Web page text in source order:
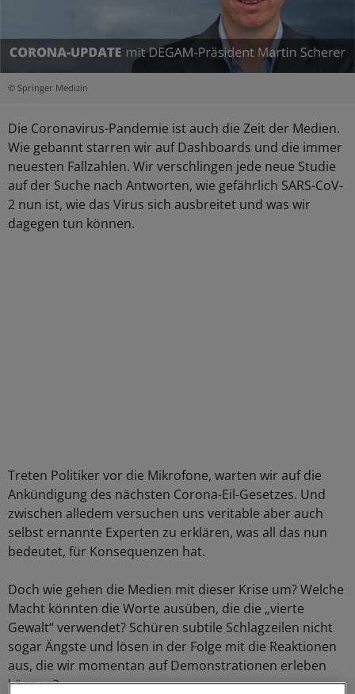
© Springer Medizin
Die Coronavirus-Pandemie ist auch die Zeit der Medien.
Wie gebannt starren wir auf Dashboards und die immer
neuesten Fallzahlen. Wir verschlingen jede neue Studie
auf der Suche nach Antworten, wie gefährlich SARS-CoV-
2 nun ist, wie das Virus sich ausbreitet und was wir
dagegen tun können.
Treten Politiker vor die Mikrofone, warten wir auf die
Ankündigung des nächsten Corona-Eil-Gesetzes. Und
zwischen alledem versuchen uns veritable aber auch
selbst ernannte Experten zu erklären, was all das nun
bedeutet, für Konsequenzen hat.
Doch wie gehen die Medien mit dieser Krise um? Welche
Macht könnten die Worte ausüben, die die „vierte
Gewalt“ verwendet? Schüren subtile Schlagzeilen nicht
sogar Ängste und lösen in der Folge mit die Reaktionen
aus, die wir momentan auf Demonstrationen erleben
können?